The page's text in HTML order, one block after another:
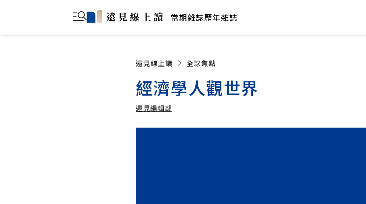
當期雜誌歷年雜誌
遠見線上讀 全球焦點
經濟學人觀世界
遠見編輯部